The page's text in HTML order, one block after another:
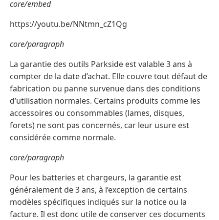
core/embed
https://youtu.be/NNtmn_cZ1Qg
core/paragraph
La garantie des outils Parkside est valable 3 ans à
compter de la date d’achat. Elle couvre tout défaut de
fabrication ou panne survenue dans des conditions
d’utilisation normales. Certains produits comme les
accessoires ou consommables (lames, disques,
forets) ne sont pas concernés, car leur usure est
considérée comme normale.
core/paragraph
Pour les batteries et chargeurs, la garantie est
généralement de 3 ans, à l’exception de certains
modèles spécifiques indiqués sur la notice ou la
facture. Il est donc utile de conserver ces documents